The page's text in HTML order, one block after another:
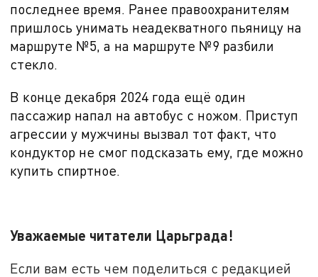
последнее время. Ранее правоохранителям
пришлось унимать неадекватного пьяницу на
маршруте №5, а на маршруте №9 разбили
стекло.
В конце декабря 2024 года ещё один
пассажир напал на автобус с ножом. Приступ
агрессии у мужчины вызвал тот факт, что
кондуктор не смог подсказать ему, где можно
купить спиртное.
Уважаемые читатели Царьграда!
Если вам есть чем поделиться с редакцией